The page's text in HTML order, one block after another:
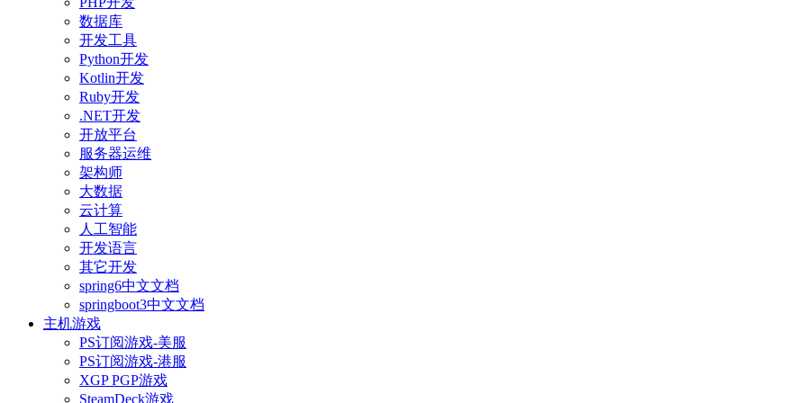
数据库
开发工具
Python开发
Kotlin开发
Ruby开发
.NET开发
开放平台
服务器运维
架构师
大数据
云计算
人工智能
开发语言
其它开发
spring6中文文档
springboot3中文文档
主机游戏
PS订阅游戏-美服
PS订阅游戏-港服
XGP PGP游戏
SteamDeck游戏